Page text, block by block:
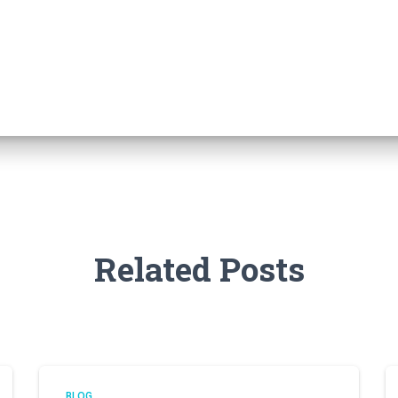
Related Posts